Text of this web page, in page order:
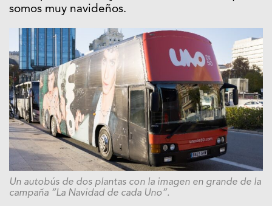
somos muy navideños.
Un autobús de dos plantas con la imagen en grande de la
campaña “La Navidad de cada Uno”.